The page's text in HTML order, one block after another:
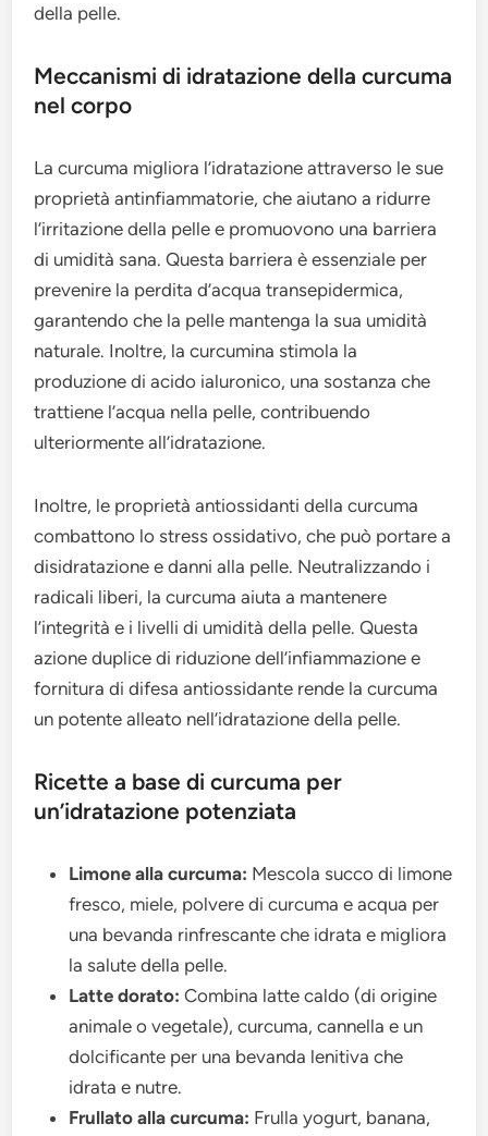
della pelle.
Meccanismi di idratazione della curcuma
nel corpo
La curcuma migliora l’idratazione attraverso le sue
proprietà antinfiammatorie, che aiutano a ridurre
l’irritazione della pelle e promuovono una barriera
di umidità sana. Questa barriera è essenziale per
prevenire la perdita d’acqua transepidermica,
garantendo che la pelle mantenga la sua umidità
naturale. Inoltre, la curcumina stimola la
produzione di acido ialuronico, una sostanza che
trattiene l’acqua nella pelle, contribuendo
ulteriormente all’idratazione.
Inoltre, le proprietà antiossidanti della curcuma
combattono lo stress ossidativo, che può portare a
disidratazione e danni alla pelle. Neutralizzando i
radicali liberi, la curcuma aiuta a mantenere
l’integrità e i livelli di umidità della pelle. Questa
azione duplice di riduzione dell’infiammazione e
fornitura di difesa antiossidante rende la curcuma
un potente alleato nell’idratazione della pelle.
Ricette a base di curcuma per
un’idratazione potenziata
Limone alla curcuma: Mescola succo di limone
fresco, miele, polvere di curcuma e acqua per
una bevanda rinfrescante che idrata e migliora
la salute della pelle.
Latte dorato: Combina latte caldo (di origine
animale o vegetale), curcuma, cannella e un
dolcificante per una bevanda lenitiva che
idrata e nutre.
Frullato alla curcuma: Frulla yogurt, banana,